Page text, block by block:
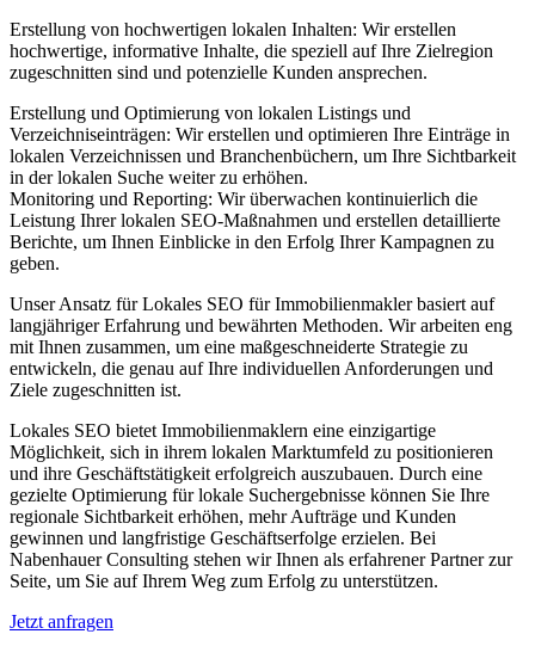
Erstellung von hochwertigen lokalen Inhalten: Wir erstellen
hochwertige, informative Inhalte, die speziell auf Ihre Zielregion
zugeschnitten sind und potenzielle Kunden ansprechen.
Erstellung und Optimierung von lokalen Listings und
Verzeichniseinträgen: Wir erstellen und optimieren Ihre Einträge in
lokalen Verzeichnissen und Branchenbüchern, um Ihre Sichtbarkeit
in der lokalen Suche weiter zu erhöhen.
Monitoring und Reporting: Wir überwachen kontinuierlich die
Leistung Ihrer lokalen SEO-Maßnahmen und erstellen detaillierte
Berichte, um Ihnen Einblicke in den Erfolg Ihrer Kampagnen zu
geben.
Unser Ansatz für Lokales SEO für Immobilienmakler basiert auf
langjähriger Erfahrung und bewährten Methoden. Wir arbeiten eng
mit Ihnen zusammen, um eine maßgeschneiderte Strategie zu
entwickeln, die genau auf Ihre individuellen Anforderungen und
Ziele zugeschnitten ist.
Lokales SEO bietet Immobilienmaklern eine einzigartige
Möglichkeit, sich in ihrem lokalen Marktumfeld zu positionieren
und ihre Geschäftstätigkeit erfolgreich auszubauen. Durch eine
gezielte Optimierung für lokale Suchergebnisse können Sie Ihre
regionale Sichtbarkeit erhöhen, mehr Aufträge und Kunden
gewinnen und langfristige Geschäftserfolge erzielen. Bei
Nabenhauer Consulting stehen wir Ihnen als erfahrener Partner zur
Seite, um Sie auf Ihrem Weg zum Erfolg zu unterstützen.
Jetzt anfragen